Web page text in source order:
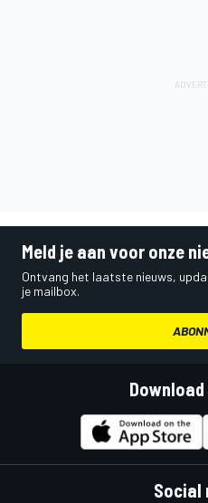
Meld je aan voor onze
Ontvang het laatste nieuws,
je mailbox.
Social